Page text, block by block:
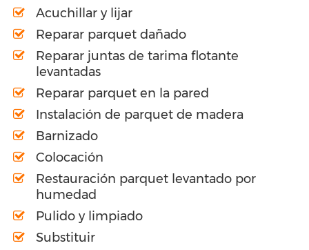
Acuchillar y lijar
Reparar parquet dañado
Reparar juntas de tarima flotante
levantadas
Reparar parquet en la pared
Instalación de parquet de madera
Barnizado
Colocación
Restauración parquet levantado por
humedad
Pulido y limpiado
Substituir